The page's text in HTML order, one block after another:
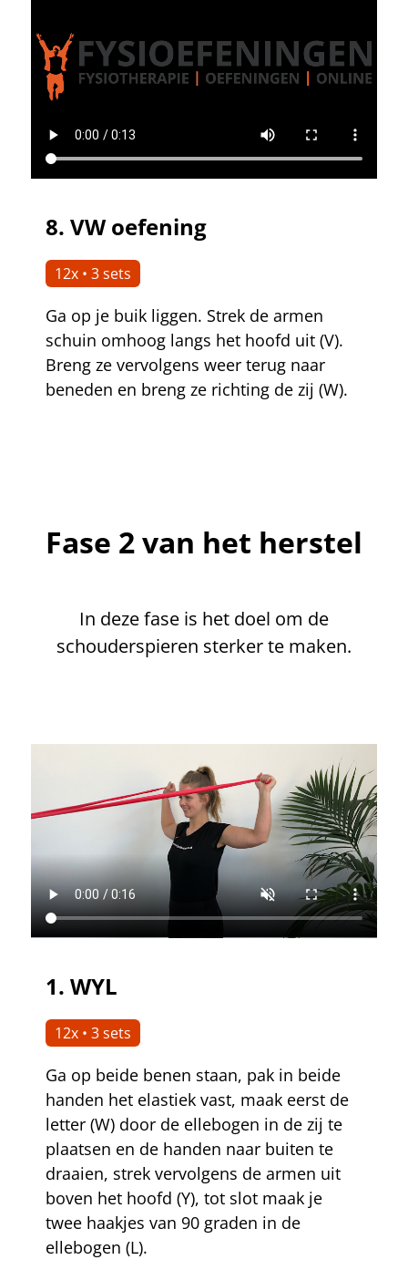
8. VW oefening
12x • 3 sets
Ga op je buik liggen. Strek de armen
schuin omhoog langs het hoofd uit (V).
Breng ze vervolgens weer terug naar
beneden en breng ze richting de zij (W).
Fase 2 van het herstel
In deze fase is het doel om de
schouderspieren sterker te maken.
1. WYL
12x • 3 sets
Ga op beide benen staan, pak in beide
handen het elastiek vast, maak eerst de
letter (W) door de ellebogen in de zij te
plaatsen en de handen naar buiten te
draaien, strek vervolgens de armen uit
boven het hoofd (Y), tot slot maak je
twee haakjes van 90 graden in de
ellebogen (L).